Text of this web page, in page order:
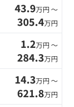
43.9万円 〜
305.4万円
1.2万円 〜
284.3万円
14.3万円 〜
621.8万円